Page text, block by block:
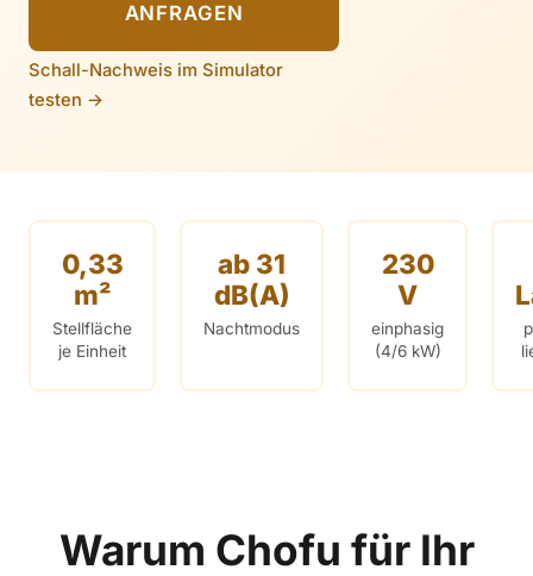
ANFRAGEN
Schall-Nachweis im Simulator
testen →
0,33
m²
Stellfläche
je Einheit
ab 31
dB(A)
Nachtmodus
230
V
einphasig
(4/6 kW)
Warum Chofu für Ihr